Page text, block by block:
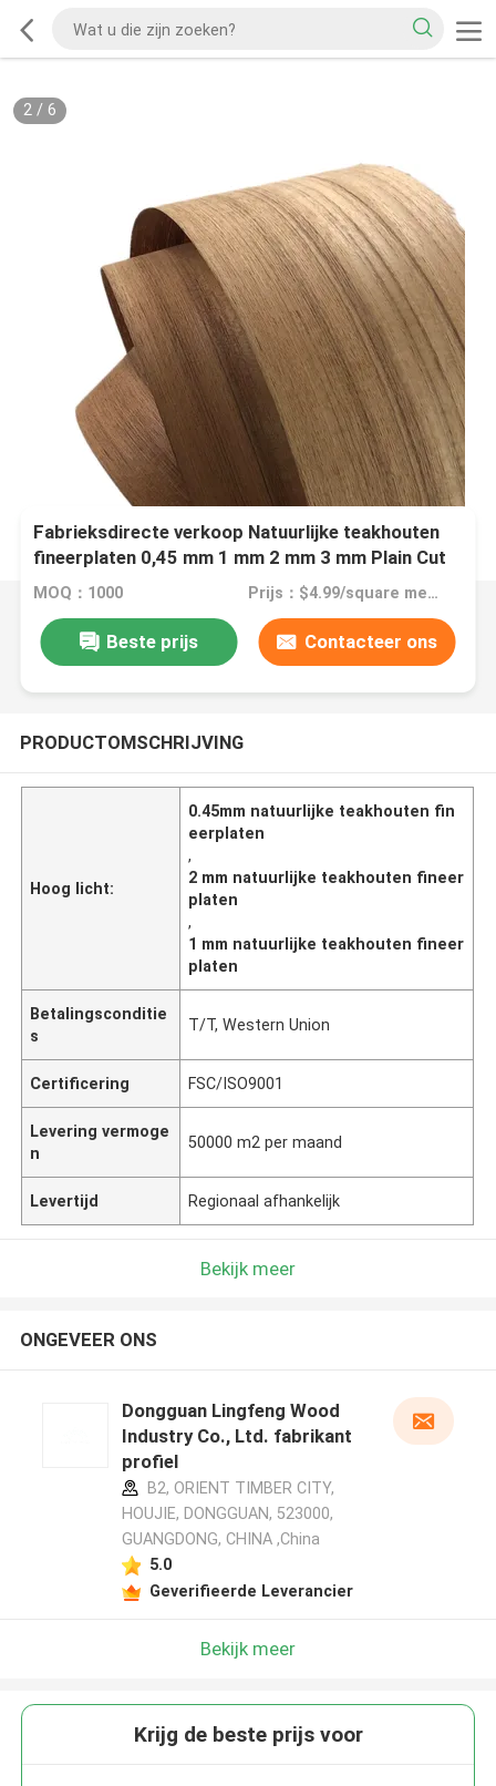
2/ 6
Fabrieksdirecte verkoop Natuurlijke teakhouten
fineerplaten 0,45 mm 1 mm 2 mm 3 mm Plain Cut
Veneer Wood Teak Veneers
MOQ：1000 Prijs：$4.99/square meters 40-1999 square meters
Beste prijs Contacteer ons
PRODUCTOMSCHRIJVING
Hoog licht:
0.45mm natuurlijke teakhouten fin
eerplaten
,
2 mm natuurlijke teakhouten fineer
platen
,
1 mm natuurlijke teakhouten fineer
platen
Betalingsconditie
s
T/T, Western Union
Certificering FSC/ISO9001
Levering vermoge
n
50000 m2 per maand
Levertijd Regionaal afhankelijk
Bekijk meer
ONGEVEER ONS
Dongguan Lingfeng Wood
Industry Co., Ltd. fabrikant
profiel
B2, ORIENT TIMBER CITY,
HOUJIE, DONGGUAN, 523000,
GUANGDONG, CHINA ,China
5.0
Geverifieerde Leverancier
Bekijk meer
Krijg de beste prijs voor